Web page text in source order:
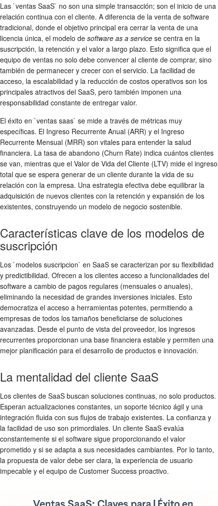
Las `ventas SaaS` no son una simple transacción; son el inicio de una
relación continua con el cliente. A diferencia de la venta de software
tradicional, donde el objetivo principal era cerrar la venta de una
licencia única, el modelo de software as a service se centra en la
suscripción, la retención y el valor a largo plazo. Esto significa que el
equipo de ventas no solo debe convencer al cliente de comprar, sino
también de permanecer y crecer con el servicio. La facilidad de
acceso, la escalabilidad y la reducción de costos operativos son los
principales atractivos del SaaS, pero también imponen una
responsabilidad constante de entregar valor.
El éxito en `ventas saas` se mide a través de métricas muy
específicas. El Ingreso Recurrente Anual (ARR) y el Ingreso
Recurrente Mensual (MRR) son vitales para entender la salud
financiera. La tasa de abandono (Churn Rate) indica cuántos clientes
se van, mientras que el Valor de Vida del Cliente (LTV) mide el ingreso
total que se espera generar de un cliente durante la vida de su
relación con la empresa. Una estrategia efectiva debe equilibrar la
adquisición de nuevos clientes con la retención y expansión de los
existentes, construyendo un modelo de negocio sostenible.
Características clave de los modelos de
suscripción
Los `modelos suscripcion` en SaaS se caracterizan por su flexibilidad
y predictibilidad. Ofrecen a los clientes acceso a funcionalidades del
software a cambio de pagos regulares (mensuales o anuales),
eliminando la necesidad de grandes inversiones iniciales. Esto
democratiza el acceso a herramientas potentes, permitiendo a
empresas de todos los tamaños beneficiarse de soluciones
avanzadas. Desde el punto de vista del proveedor, los ingresos
recurrentes proporcionan una base financiera estable y permiten una
mejor planificación para el desarrollo de productos e innovación.
La mentalidad del cliente SaaS
Los clientes de SaaS buscan soluciones continuas, no solo productos.
Esperan actualizaciones constantes, un soporte técnico ágil y una
integración fluida con sus flujos de trabajo existentes. La confianza y
la facilidad de uso son primordiales. Un cliente SaaS evalúa
constantemente si el software sigue proporcionando el valor
prometido y si se adapta a sus necesidades cambiantes. Por lo tanto,
la propuesta de valor debe ser clara, la experiencia de usuario
impecable y el equipo de Customer Success proactivo.